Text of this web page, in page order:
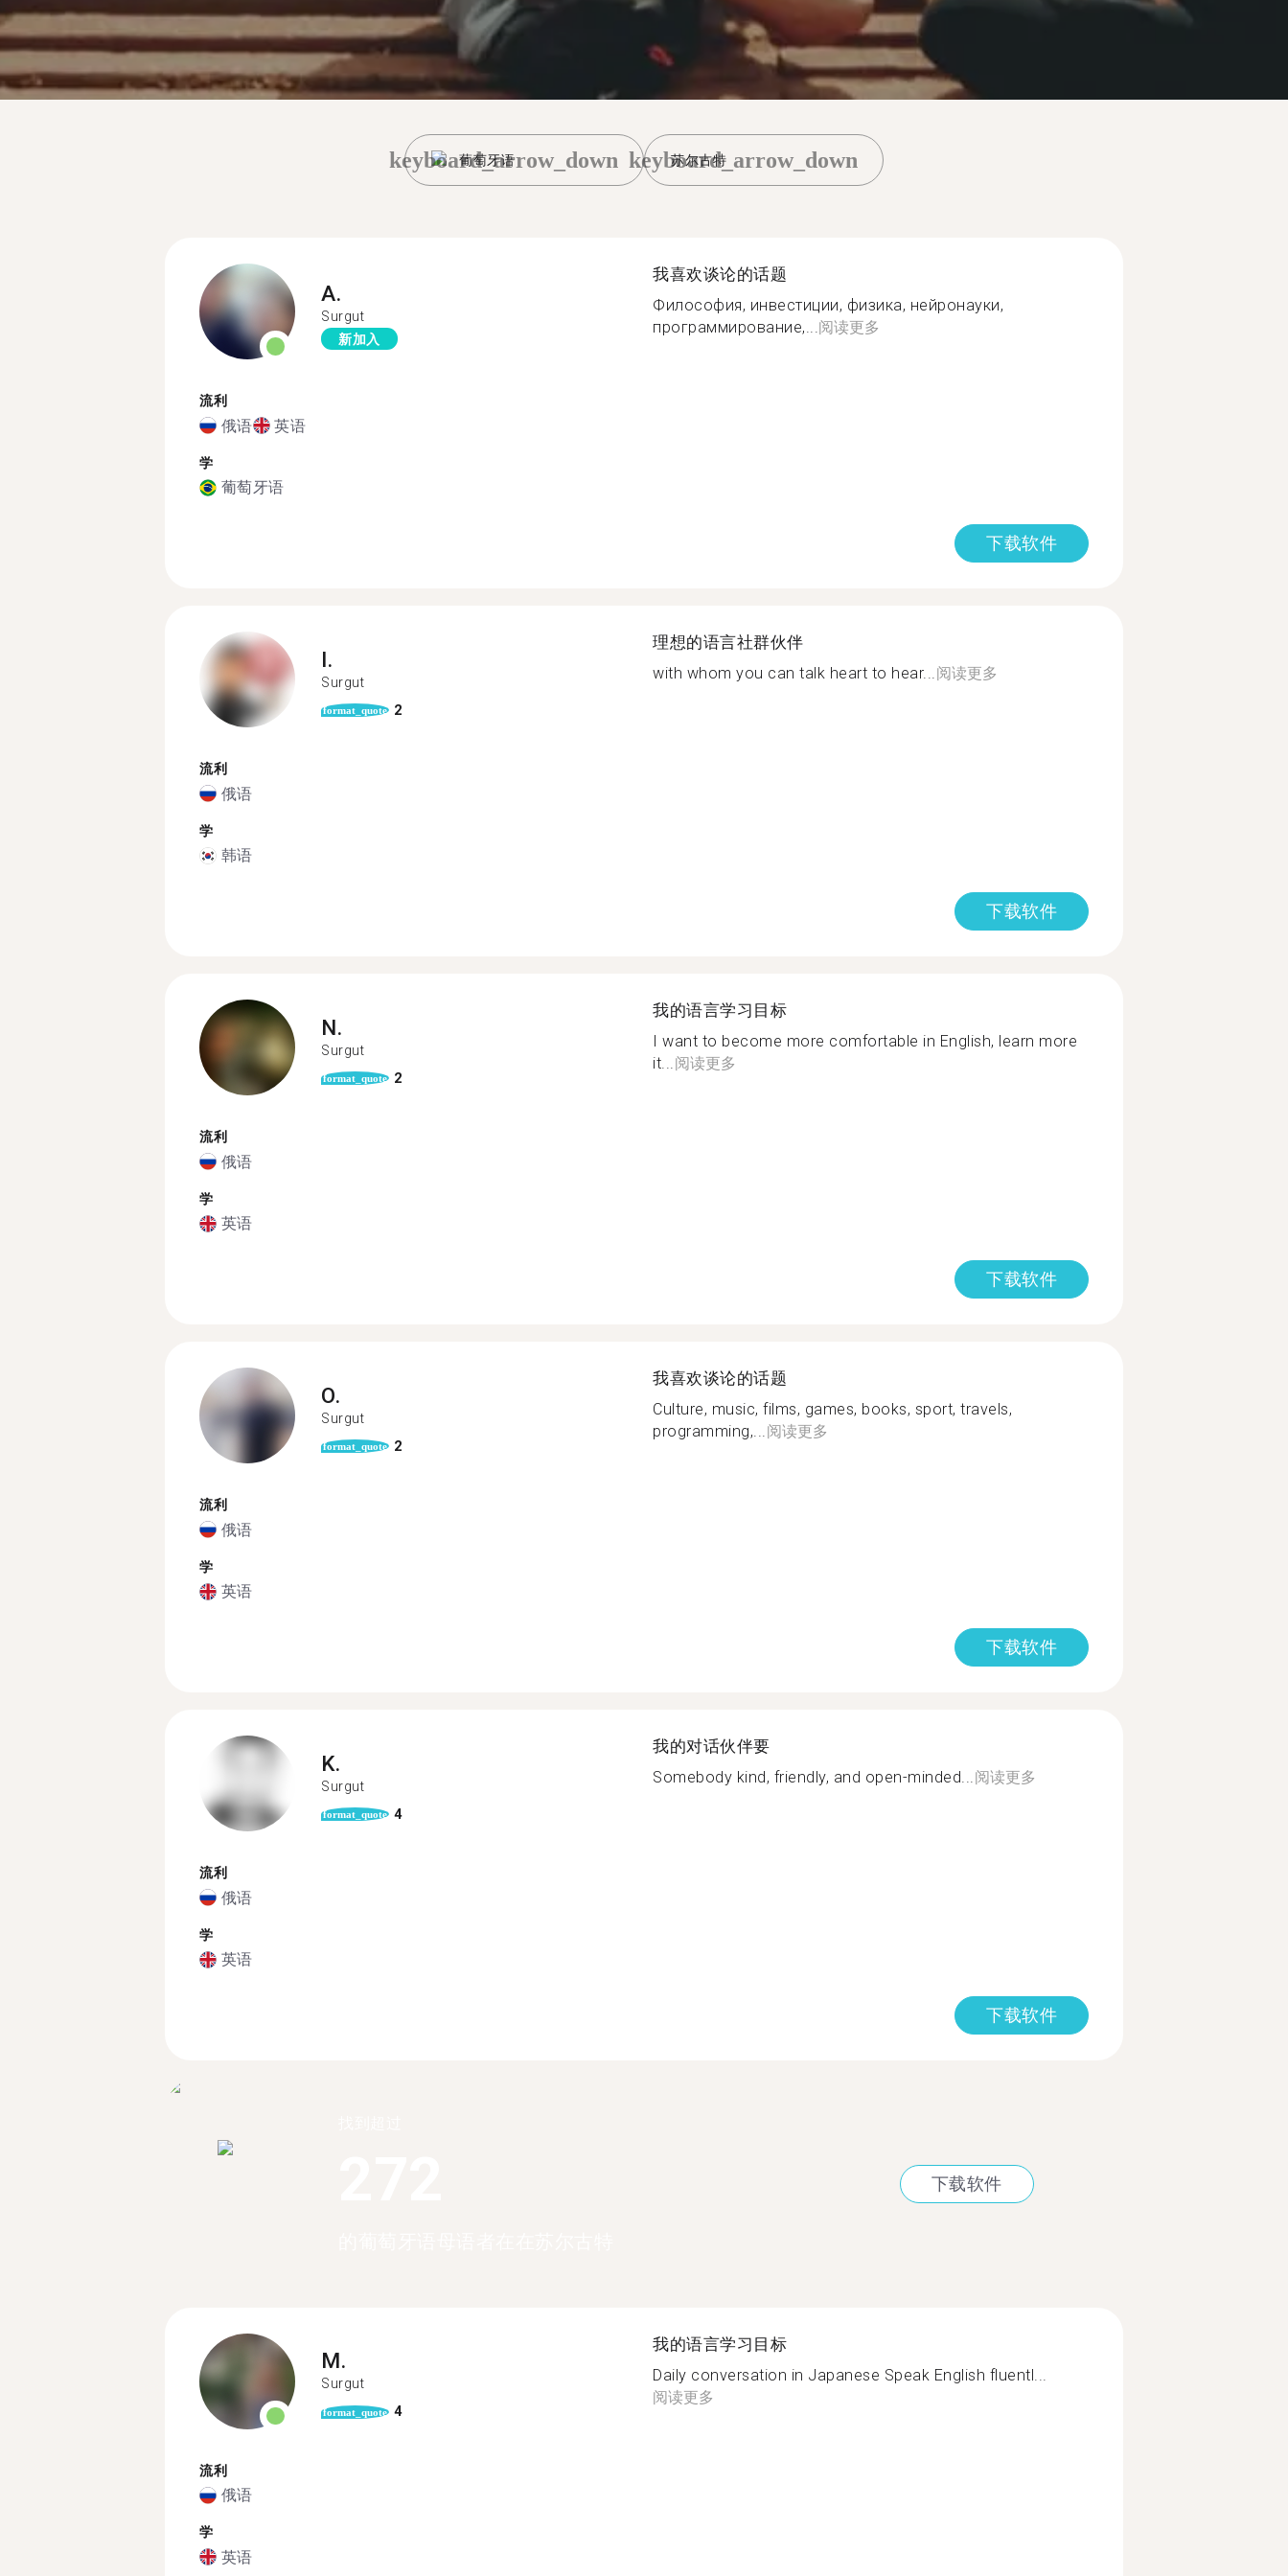
葡萄牙语
keyboard_arrow_down 苏尔古特
keyboard_arrow_down
A.
Surgut
新加入
流利
俄语 英语
学
葡萄牙语
我喜欢谈论的话题
Философия, инвестиции, физика, нейронауки,
программирование,...阅读更多
下载软件
I.
Surgut
format_quote 2
流利
俄语
学
韩语
理想的语言社群伙伴
with whom you can talk heart to hear...阅读更多
下载软件
N.
Surgut
format_quote 2
流利
俄语
学
英语
我的语言学习目标
I want to become more comfortable in English, learn more
it...阅读更多
下载软件
O.
Surgut
format_quote 2
流利
俄语
学
英语
我喜欢谈论的话题
Culture, music, films, games, books, sport, travels,
programming,...阅读更多
下载软件
K.
Surgut
format_quote 4
流利
俄语
学
英语
我的对话伙伴要
Somebody kind, friendly, and open-minded...阅读更多
下载软件
下载软件
M.
Surgut
format_quote 4
流利
俄语
学
英语
我的语言学习目标
Daily conversation in Japanese Speak English fluentl...
阅读更多